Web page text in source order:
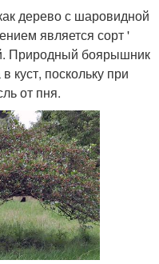
дерево с шаровидной
является сорт '
Природный боярышник
куст, поскольку при
от пня.